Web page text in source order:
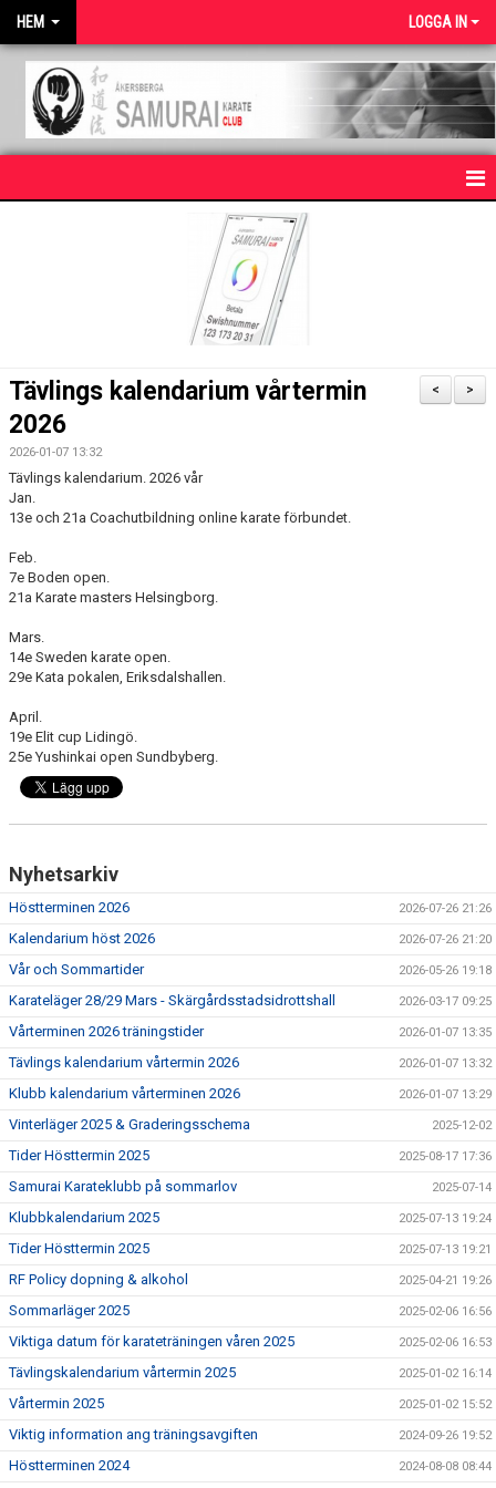
HEM LOGGA IN
KARATE FÖR VUXNA
BILDGALLERI
GRADERING
REGLER OCH ETIKETT
GDPR
>
<
Tävlings kalendarium vårtermin
2026
2026-01-07 13:32
Tävlings kalendarium. 2026 vår
Jan.
13e och 21a Coachutbildning online karate förbundet.
Feb.
7e Boden open.
21a Karate masters Helsingborg.
Mars.
14e Sweden karate open.
29e Kata pokalen, Eriksdalshallen.
April.
19e Elit cup Lidingö.
25e Yushinkai open Sundbyberg.
Nyhetsarkiv
Höstterminen 2026 2026-07-26 21:26
Kalendarium höst 2026 2026-07-26 21:20
Vår och Sommartider 2026-05-26 19:18
Karateläger 28/29 Mars - Skärgårdsstadsidrottshall 2026-03-17 09:25
Vårterminen 2026 träningstider 2026-01-07 13:35
Tävlings kalendarium vårtermin 2026 2026-01-07 13:32
Klubb kalendarium vårterminen 2026 2026-01-07 13:29
Vinterläger 2025 & Graderingsschema 2025-12-02
Tider Hösttermin 2025 2025-08-17 17:36
Samurai Karateklubb på sommarlov 2025-07-14
Klubbkalendarium 2025 2025-07-13 19:24
Tider Hösttermin 2025 2025-07-13 19:21
RF Policy dopning & alkohol 2025-04-21 19:26
Sommarläger 2025 2025-02-06 16:56
Viktiga datum för karateträningen våren 2025 2025-02-06 16:53
Tävlingskalendarium vårtermin 2025 2025-01-02 16:14
Vårtermin 2025 2025-01-02 15:52
Viktig information ang träningsavgiften 2024-09-26 19:52
Höstterminen 2024 2024-08-08 08:44